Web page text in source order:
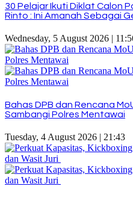
30 Pelajar Ikuti Diklat Calon
Rinto : Ini Amanah Sebagai
Wednesday, 5 August 2026 |
Bahas DPB dan Rencana
Sambangi Polres Mentawai
Tuesday, 4 August 2026 | 21:43